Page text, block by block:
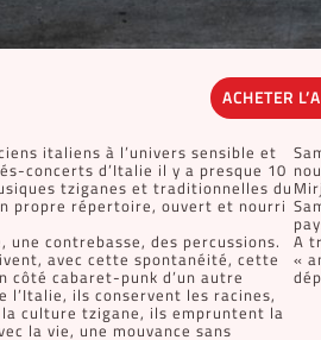
ACHETER
italiens à l’univers sensible et
concerts d’Italie il y a presque 10
tziganes et traditionnelles du
propre répertoire, ouvert et nourri
contrebasse, des percussions.
avec cette spontanéité, cette
cabaret-punk d’un autre
ils conservent les racines,
culture tzigane, ils empruntent la
la vie, une mouvance sans
A
«